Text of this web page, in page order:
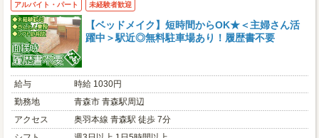
アルバイト・パート 未経験者歓迎
【ベッドメイク】短時間からOK★＜主婦さん活
躍中＞駅近◎無料駐車場あり！履歴書不要
給与
時給 1030円
勤務地
青森市 青森駅周辺
アクセス
奥羽本線 青森駅 徒歩 7分